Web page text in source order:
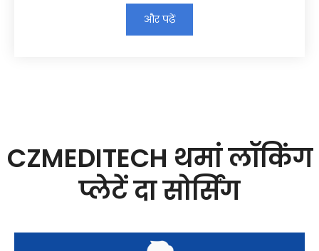
और पढ़ें
CZMEDITECH थमां लॉकिंग
प्लेटें दा सोर्सिंग